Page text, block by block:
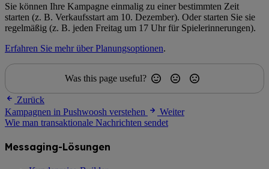
Sie können Ihre Kampagne einmalig zu einer bestimmten Zeit
starten (z. B. Verkaufsstart am 10. Dezember). Oder starten Sie sie
regelmäßig (z. B. jeden Freitag um 17 Uhr für Spielerinnerungen).
Erfahren Sie mehr über Planungsoptionen.
Was this page useful?
Zurück
Kampagnen in Pushwoosh verstehen
Weiter
Wie man transaktionale Nachrichten sendet
Messaging-Lösungen